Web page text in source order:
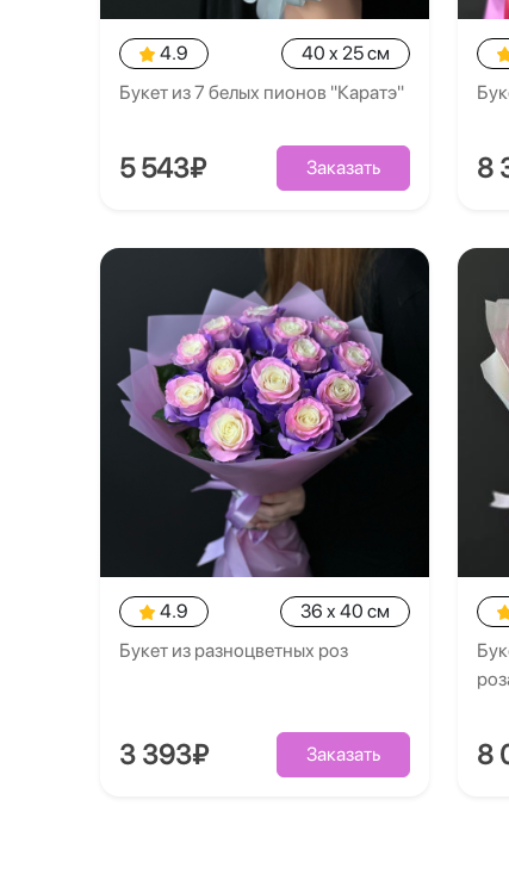
4.9
40 x 25 см
Букет из 7 белых пионов "Каратэ"
5 543₽ Заказать 8
4.9
36 x 40 см
Букет из разноцветных роз
3 393₽ Заказать 8